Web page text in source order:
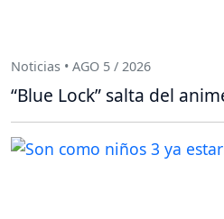
Noticias • AGO 5 / 2026
“Blue Lock” salta del